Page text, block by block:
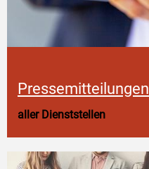
Pressemitteilungen
aller Dienststellen